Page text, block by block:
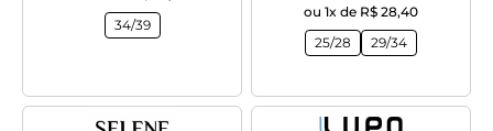
34/39
ou 1x de R$ 28,40
25/28
29/34